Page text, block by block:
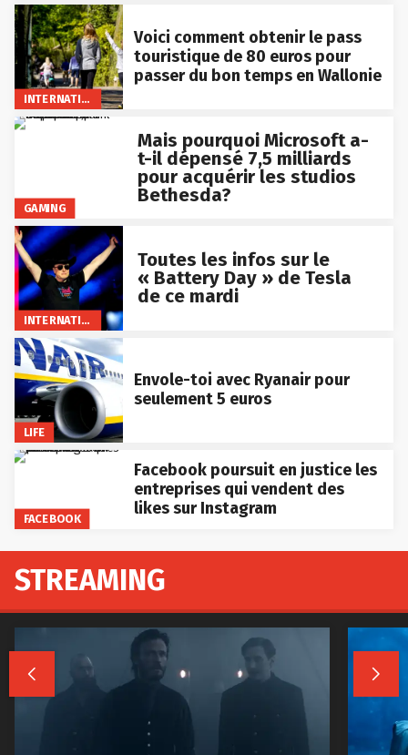
INTERNATIONAL
Voici comment obtenir le pass
touristique de 80 euros pour
passer du bon temps en Wallonie
GAMING
Mais pourquoi Microsoft a-
t-il dépensé 7,5 milliards
pour acquérir les studios
Bethesda?
INTERNATIONAL
Toutes les infos sur le
« Battery Day » de Tesla
de ce mardi
LIFE
Envole-toi avec Ryanair pour
seulement 5 euros
FACEBOOK
Facebook poursuit en justice les
entreprises qui vendent des
likes sur Instagram
STREAMING
 